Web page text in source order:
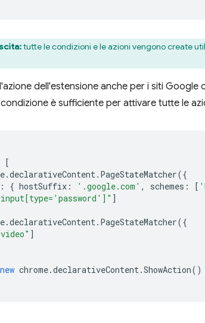
tutte le condizioni e le azioni vengono create
dell'estensione anche per i siti
è sufficiente per attivare tutte le
[
.declarativeContent. PageStateMatcher({
: { hostSuffix : '.google.com' , schemes : [
]
.declarativeContent. PageStateMatcher({
]
new chrome.declarativeContent.ShowAction()